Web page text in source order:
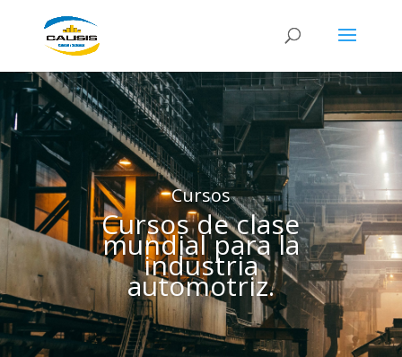
Cursos
Cursos de clase
mundial para la
industria
automotriz.